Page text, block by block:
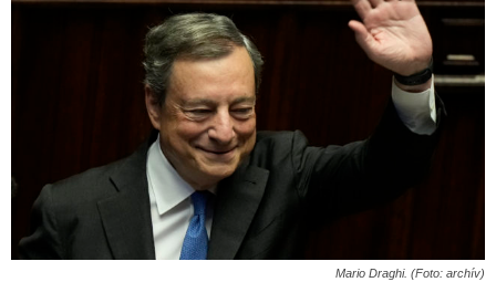
Mario Draghi. (Foto: archív)